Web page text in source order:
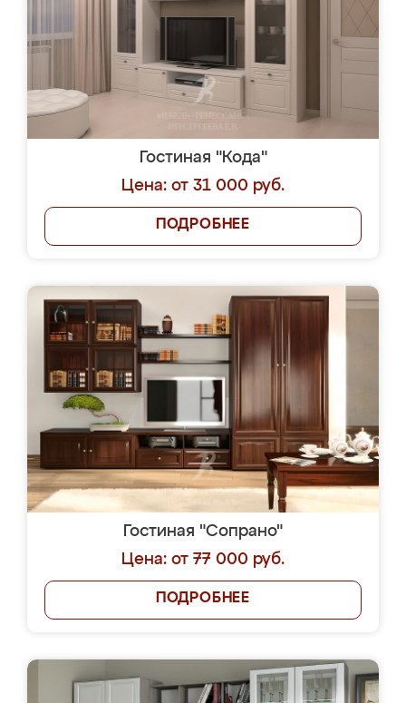
Гостиная "Кода"
Цена: от 31 000 руб.
ПОДРОБНЕЕ
Гостиная "Сопрано"
Цена: от 77 000 руб.
ПОДРОБНЕЕ